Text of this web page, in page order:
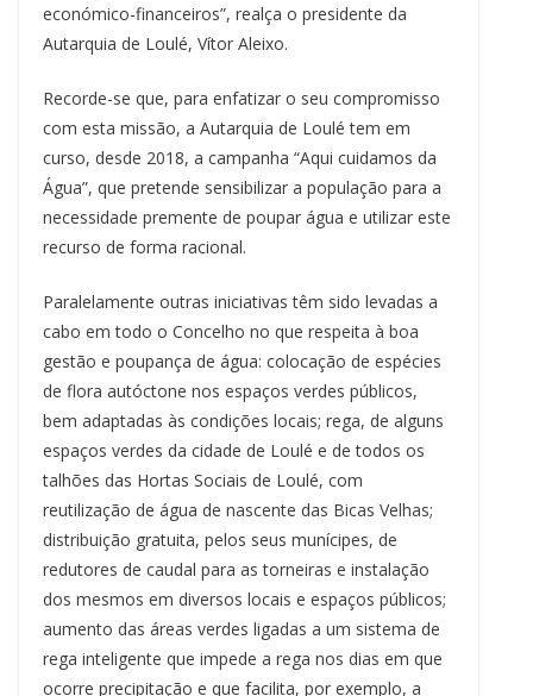
económico-financeiros”, realça o presidente da
Autarquia de Loulé, Vítor Aleixo.
Recorde-se que, para enfatizar o seu compromisso
com esta missão, a Autarquia de Loulé tem em
curso, desde 2018, a campanha “Aqui cuidamos da
Água”, que pretende sensibilizar a população para a
necessidade premente de poupar água e utilizar este
recurso de forma racional.
Paralelamente outras iniciativas têm sido levadas a
cabo em todo o Concelho no que respeita à boa
gestão e poupança de água: colocação de espécies
de flora autóctone nos espaços verdes públicos,
bem adaptadas às condições locais; rega, de alguns
espaços verdes da cidade de Loulé e de todos os
talhões das Hortas Sociais de Loulé, com
reutilização de água de nascente das Bicas Velhas;
distribuição gratuita, pelos seus munícipes, de
redutores de caudal para as torneiras e instalação
dos mesmos em diversos locais e espaços públicos;
aumento das áreas verdes ligadas a um sistema de
rega inteligente que impede a rega nos dias em que
ocorre precipitação e que facilita, por exemplo, a